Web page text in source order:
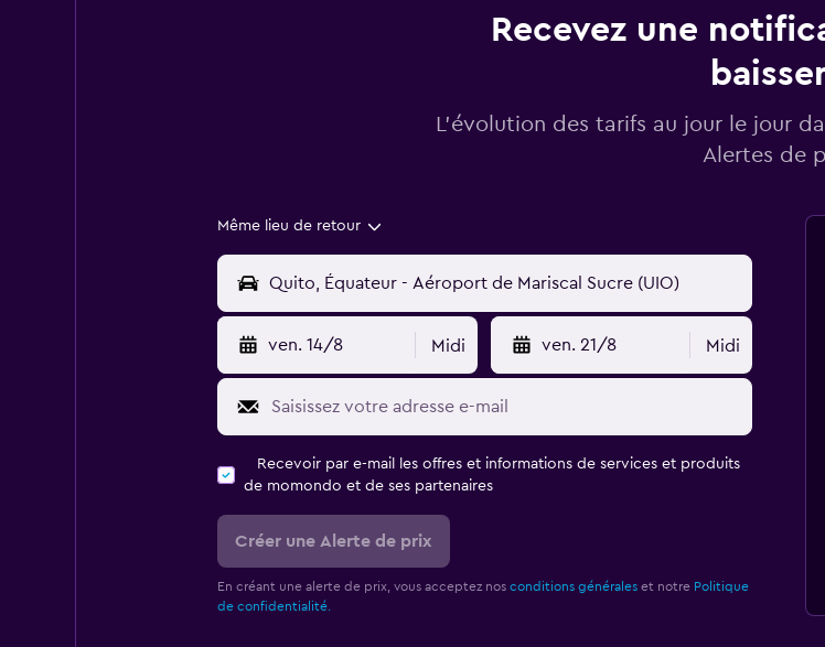
Recevez une
L’évolution des tarifs au jour le jour
Alertes de
Même lieu de retour
ven. 14/8 Midi ven. 21/8 Midi
Recevoir par e-mail les offres et informations de services et produits
de momondo et de ses partenaires
Créer une Alerte de prix
En créant une alerte de prix, vous acceptez nos conditions généraleset notre Politique
de confidentialité.